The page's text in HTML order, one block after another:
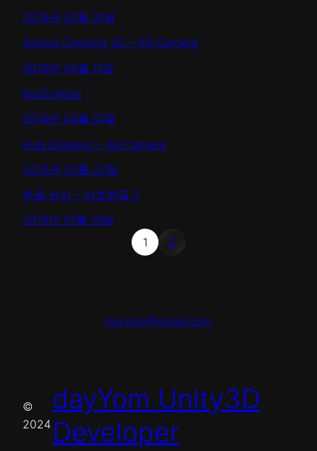
2019년 07월 31일
Animal Coloring 3D – AR Camera
2019년 04월 11일
BoxZombie
2019년 04월 01일
Kids Drawing – AR Camera
2018년 03월 22일
한글 쓰기 – 키즈한글 2
2018년 01월 19일
1
2
dayyom@gmail.com
©
2024
dayYom Unity3D
Developer